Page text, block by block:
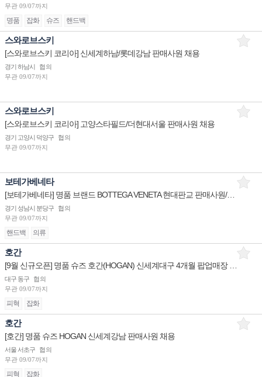
무관09/07까지
명품 잡화 슈즈 핸드백
스와로브스키
[스와로브스키 코리아] 신세계하남/롯데강남 판매사원 채용
경기 하남시
협의
무관09/07까지
스와로브스키
[스와로브스키 코리아] 고양스타필드/더현대서울 판매사원 채용
경기 고양시 덕양구
협의
무관09/07까지
보테가베네타
[보테가베네타] 명품 브랜드 BOTTEGA VENETA 현대판교 판매사원/대구 점장/부산 점장,부점장 채용
경기 성남시 분당구
협의
무관09/07까지
핸드백 의류
호간
대구 동구
협의
무관09/07까지
피혁 잡화
호간
[호간] 명품 슈즈 HOGAN 신세계강남 판매사원 채용
서울 서초구
협의
무관09/07까지
피혁 잡화